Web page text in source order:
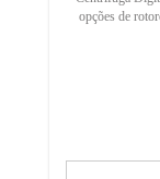
opções de